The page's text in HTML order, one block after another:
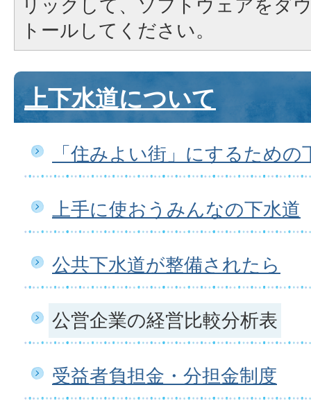
リックして、ソフトウェアをダ
トールしてください。
上下水道について
「住みよい街」にするための
上手に使おうみんなの下水道
公共下水道が整備されたら
公営企業の経営比較分析表
受益者負担金・分担金制度